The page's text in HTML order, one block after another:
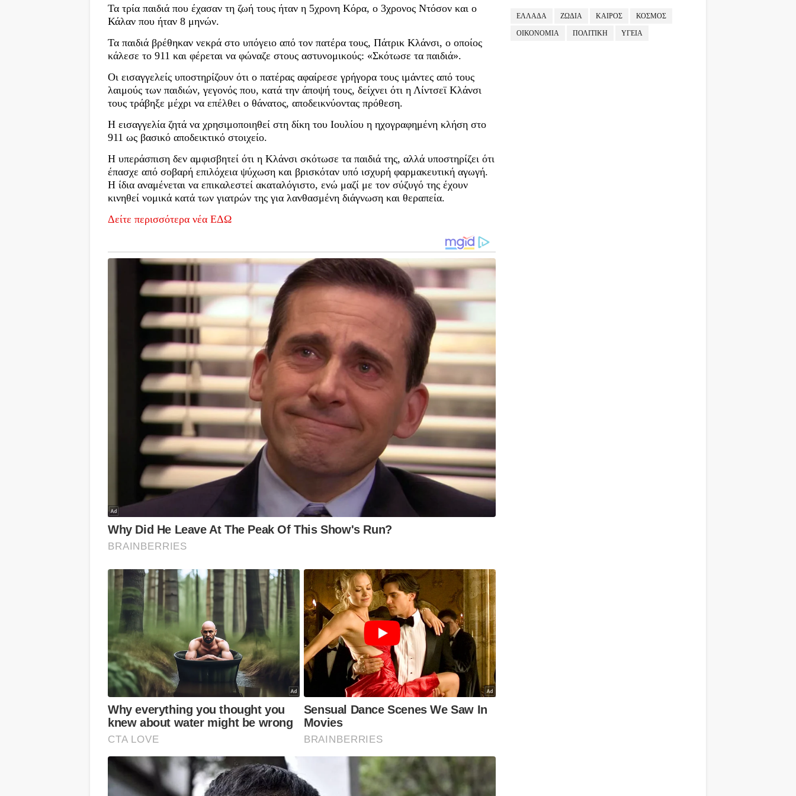
Τα τρία παιδιά που έχασαν τη ζωή τους ήταν η 5χρονη Κόρα, ο 3χρονος Ντόσον και ο
Κάλαν που ήταν 8 μηνών.
Τα παιδιά βρέθηκαν νεκρά στο υπόγειο από τον πατέρα τους, Πάτρικ Κλάνσι, ο οποίος
κάλεσε το 911 και φέρεται να φώναζε στους αστυνομικούς: «Σκότωσε τα παιδιά».
Οι εισαγγελείς υποστηρίζουν ότι ο πατέρας αφαίρεσε γρήγορα τους ιμάντες από τους
λαιμούς των παιδιών, γεγονός που, κατά την άποψή τους, δείχνει ότι η Λίντσεϊ Κλάνσι
τους τράβηξε μέχρι να επέλθει ο θάνατος, αποδεικνύοντας πρόθεση.
Η εισαγγελία ζητά να χρησιμοποιηθεί στη δίκη του Ιουλίου η ηχογραφημένη κλήση στο
911 ως βασικό αποδεικτικό στοιχείο.
Η υπεράσπιση δεν αμφισβητεί ότι η Κλάνσι σκότωσε τα παιδιά της, αλλά υποστηρίζει ότι
έπασχε από σοβαρή επιλόχεια ψύχωση και βρισκόταν υπό ισχυρή φαρμακευτική αγωγή.
Η ίδια αναμένεται να επικαλεστεί ακαταλόγιστο, ενώ μαζί με τον σύζυγό της έχουν
κινηθεί νομικά κατά των γιατρών της για λανθασμένη διάγνωση και θεραπεία.
Δείτε περισσότερα νέα ΕΔΩ
ΕΛΛΑΔΑ ΖΩΔΙΑ ΚΑΙΡΟΣ ΚΟΣΜΟΣ
ΟΙΚΟΝΟΜΙΑ ΠΟΛΙΤΙΚΗ ΥΓΕΙΑ